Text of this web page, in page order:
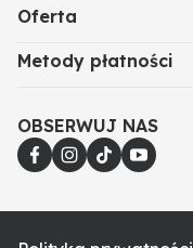
Oferta
Metody płatności
OBSERWUJ NAS